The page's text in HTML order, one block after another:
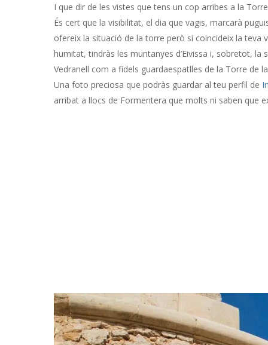
I que dir de les vistes que tens un cop arribes a la
És cert que la visibilitat, el dia que vagis, marcarà
ofereix la situació de la torre però si coincideix la teva
humitat, tindràs les muntanyes d’Eivissa i, sobretot, la
Vedranell com a fidels guardaespatlles de la Torre de
Una foto preciosa que podràs guardar al teu perfil de
arribat a llocs de Formentera que molts ni saben que